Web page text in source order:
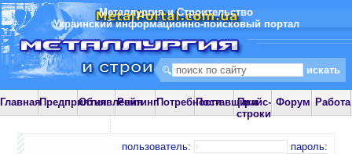
Металлургия и Строительство
Украинский информационно-поисковый портал
ГлавнаяПредприятияОбъявления
РейтингПотребностиПоставщики
Прайс-
строки
Форум Работа
пользователь: пароль: